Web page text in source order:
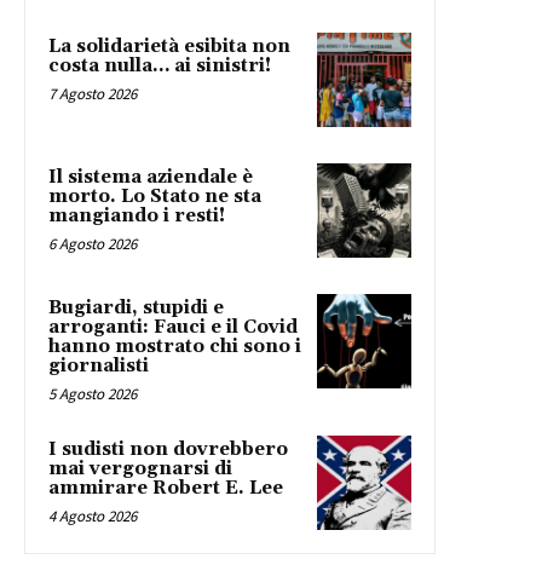
La solidarietà esibita non
costa nulla… ai sinistri!
7 Agosto 2026
Il sistema aziendale è
morto. Lo Stato ne sta
mangiando i resti!
6 Agosto 2026
Bugiardi, stupidi e
arroganti: Fauci e il Covid
hanno mostrato chi sono i
giornalisti
5 Agosto 2026
I sudisti non dovrebbero
mai vergognarsi di
ammirare Robert E. Lee
4 Agosto 2026